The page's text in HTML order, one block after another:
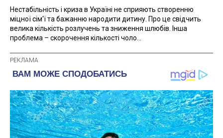
Нестабільність і криза в Україні не сприяють створенню
міцної сім'ї та бажанню народити дитину. Про це свідчить
велика кількість розлучень та зниження шлюбів. Інша
проблема – скорочення кількості чоло...